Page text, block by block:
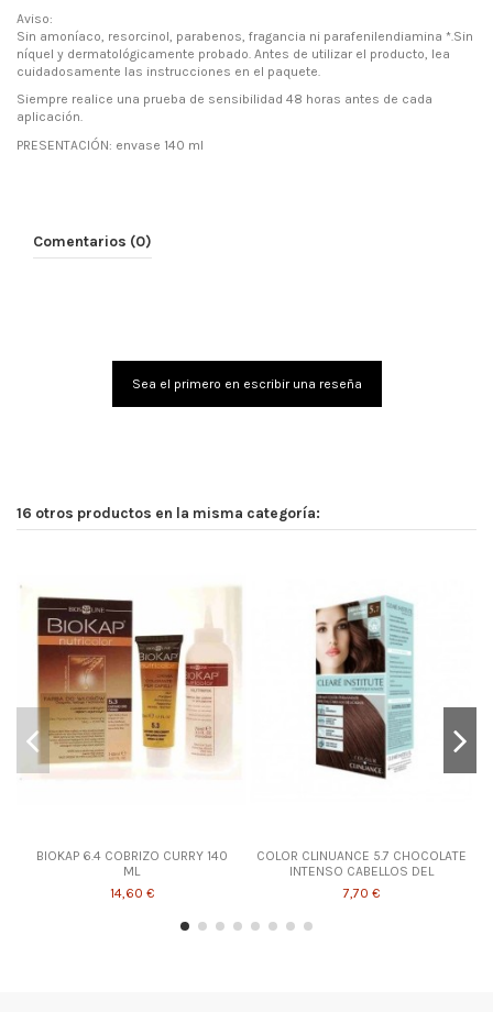
Aviso:
Sin amoníaco, resorcinol, parabenos, fragancia ni parafenilendiamina *.Sin
níquel y dermatológicamente probado. Antes de utilizar el producto, lea
cuidadosamente las instrucciones en el paquete.
Siempre realice una prueba de sensibilidad 48 horas antes de cada
aplicación.
PRESENTACIÓN: envase 140 ml
Comentarios (0)
Sea el primero en escribir una reseña
16 otros productos en la misma categoría:
BIOKAP 6.4 COBRIZO CURRY 140
ML
14,60 €
COLOR CLINUANCE 5.7 CHOCOLATE
INTENSO CABELLOS DEL
7,70 €